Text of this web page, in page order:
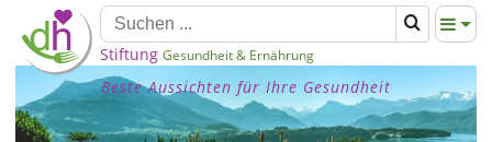
Stiftung Gesundheit & Ernährung
Beste Aussichten für Ihre Gesundheit